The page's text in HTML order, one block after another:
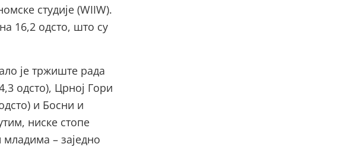
студије (WIIW).
16,2 одсто, што су
је тржиште рада
одсто), Црној Гори
и Босни и
ниске стопе
– заједно